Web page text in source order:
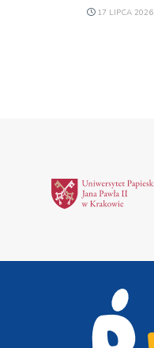
17 LIPCA 2026